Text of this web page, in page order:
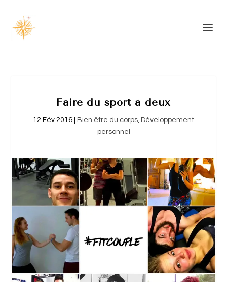
Faire du sport à deux
12 Fév 2016 Bien être du corps, Développement
personnel